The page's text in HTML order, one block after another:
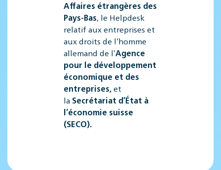
Affaires étrangères des
Pays-Bas, le Helpdesk
relatif aux entreprises et
aux droits de l’homme
allemand de l’Agence
pour le développement
économique et des
entreprises,et
la Secrétariat d’État à
l’économie suisse
(SECO).